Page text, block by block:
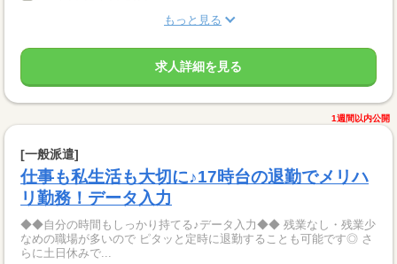
もっと見る
求人詳細を見る
1週間以内公開
[一般派遣]
仕事も私生活も大切に♪17時台の退勤でメリハ
リ勤務！データ入力
◆◆自分の時間もしっかり持てる♪データ入力◆◆ 残業なし・残業少
なめの職場が多いので ピタッと定時に退勤することも可能です◎ さ
らに土日休みで...